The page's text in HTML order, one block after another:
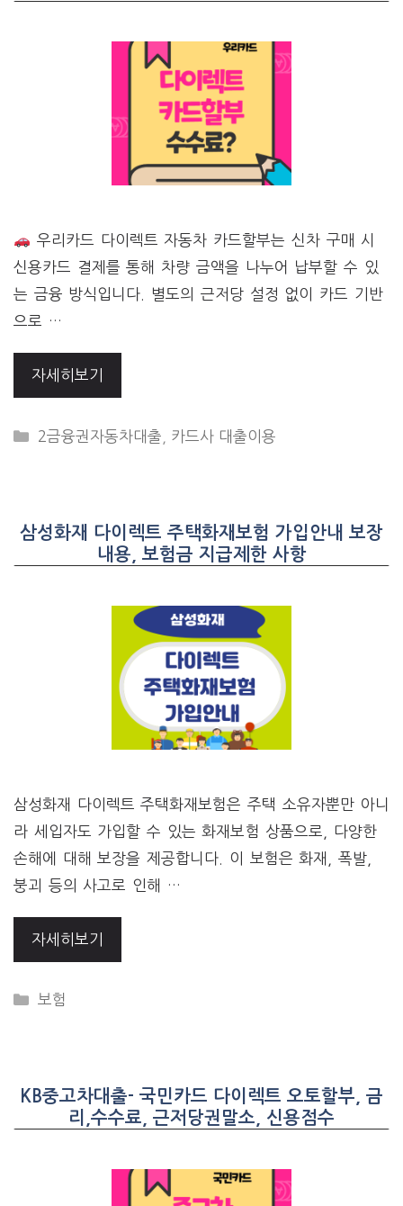
우리카드 다이렉트 자동차 카드할부는 신차 구매 시
신용카드 결제를 통해 차량 금액을 나누어 납부할 수 있
는 금융 방식입니다. 별도의 근저당 설정 없이 카드 기반
으로 …
자세히보기
CATEGORIES
2금융권자동차대출 카드사 대출이용
삼성화재 다이렉트 주택화재보험 가입안내 보장
내용, 보험금 지급제한 사항
삼성화재 다이렉트 주택화재보험은 주택 소유자뿐만 아니
라 세입자도 가입할 수 있는 화재보험 상품으로, 다양한
손해에 대해 보장을 제공합니다. 이 보험은 화재, 폭발,
붕괴 등의 사고로 인해 …
자세히보기
CATEGORIES
보험
KB중고차대출- 국민카드 다이렉트 오토할부, 금
리,수수료, 근저당권말소, 신용점수